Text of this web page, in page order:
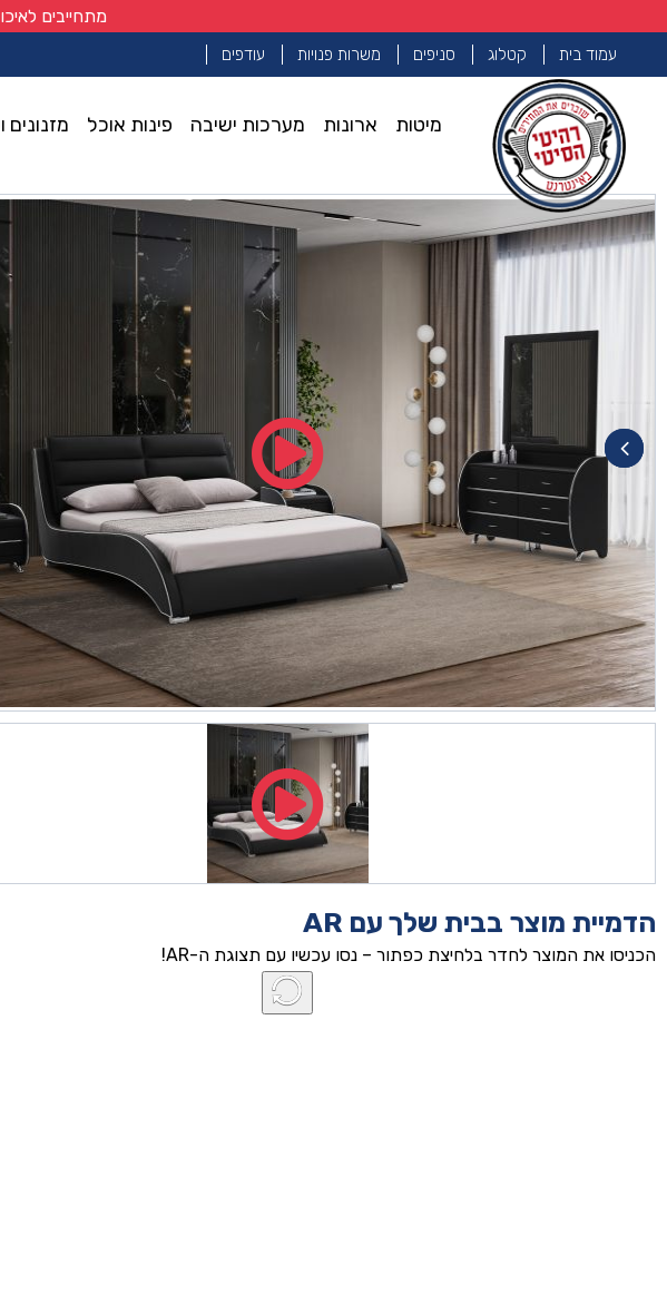
מתחייבים
עמוד בית קטלוג סניפים משרות פנויות עודפים
מיטות ארונות מערכות ישיבה פינות אוכל מזנונים
עמוד הבית >> מיטות מעוצבות מעור
הדמיית מוצר בבית שלך עם AR
הכניסו את המוצר לחדר בלחיצת כפתור – נסו עכשיו עם תצוגת ה-AR!